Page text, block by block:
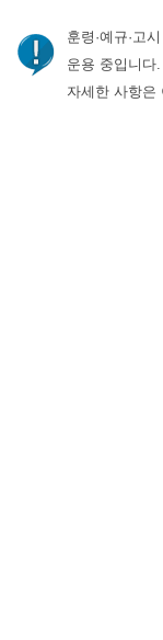
훈령·예규·고
운용 중입니다.
자세한 사항은